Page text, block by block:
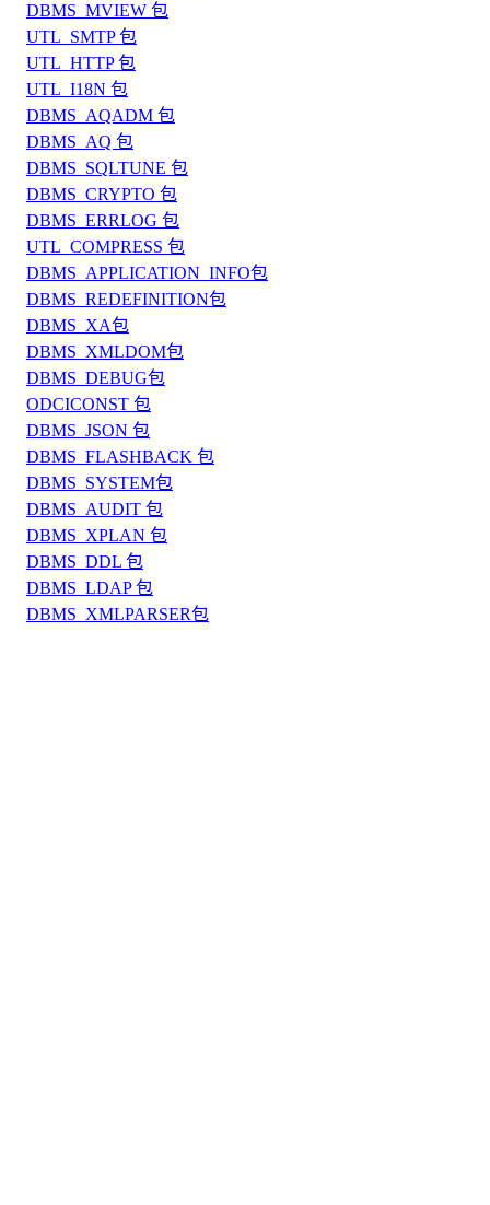
DBMS_MVIEW 包
UTL_SMTP 包
UTL_HTTP 包
UTL_I18N 包
DBMS_AQADM 包
DBMS_AQ 包
DBMS_SQLTUNE 包
DBMS_CRYPTO 包
DBMS_ERRLOG 包
UTL_COMPRESS 包
DBMS_APPLICATION_INFO包
DBMS_REDEFINITION包
DBMS_XA包
DBMS_XMLDOM包
DBMS_DEBUG包
ODCICONST 包
DBMS_JSON 包
DBMS_FLASHBACK 包
DBMS_SYSTEM包
DBMS_AUDIT 包
DBMS_XPLAN 包
DBMS_DDL 包
DBMS_LDAP 包
DBMS_XMLPARSER包